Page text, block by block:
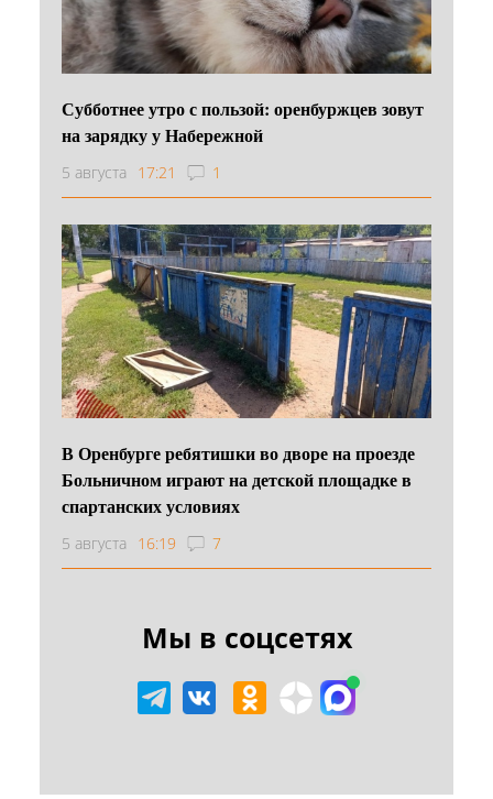
Субботнее утро с пользой: оренбуржцев зовут
на зарядку у Набережной
5 августа 17:21 1
В Оренбурге ребятишки во дворе на проезде
Больничном играют на детской площадке в
спартанских условиях
5 августа 16:19 7
Мы в соцсетях